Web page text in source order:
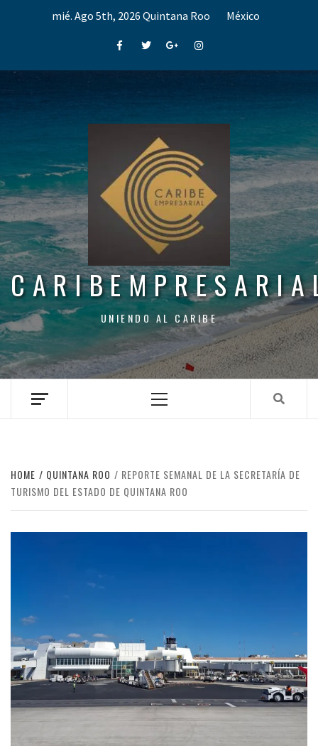
mié. Ago 5th, 2026 Quintana Roo México
FacebookTwitterGoogle+Instagram
UNIENDO AL CARIBE
Menu
HOME QUINTANA ROO
REPORTE SEMANAL DE LA SECRETARÍA DE
TURISMO DEL ESTADO DE QUINTANA ROO